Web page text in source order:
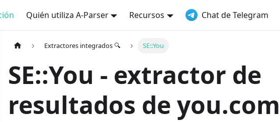
Quién utiliza A-Parser Recursos Chat de Telegram
Extractores integrados 🔍 SE::You
SE::You - extractor de
resultados de you.com